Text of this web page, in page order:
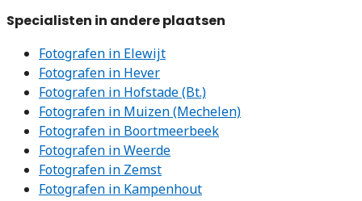
Specialisten in andere plaatsen
Fotografen in Elewijt
Fotografen in Hever
Fotografen in Hofstade (Bt.)
Fotografen in Muizen (Mechelen)
Fotografen in Boortmeerbeek
Fotografen in Weerde
Fotografen in Zemst
Fotografen in Kampenhout